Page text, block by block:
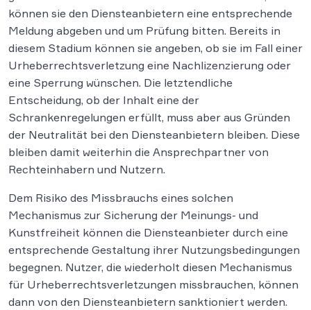
können sie den Diensteanbietern eine entsprechende
Meldung abgeben und um Prüfung bitten. Bereits in
diesem Stadium können sie angeben, ob sie im Fall einer
Urheberrechtsverletzung eine Nachlizenzierung oder
eine Sperrung wünschen. Die letztendliche
Entscheidung, ob der Inhalt eine der
Schrankenregelungen erfüllt, muss aber aus Gründen
der Neutralität bei den Diensteanbietern bleiben. Diese
bleiben damit weiterhin die Ansprechpartner von
Rechteinhabern und Nutzern.
Dem Risiko des Missbrauchs eines solchen
Mechanismus zur Sicherung der Meinungs- und
Kunstfreiheit können die Diensteanbieter durch eine
entsprechende Gestaltung ihrer Nutzungsbedingungen
begegnen. Nutzer, die wiederholt diesen Mechanismus
für Urheberrechtsverletzungen missbrauchen, können
dann von den Diensteanbietern sanktioniert werden.